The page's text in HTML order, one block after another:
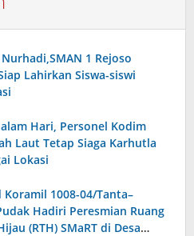
1 Rejoso
Lahirkan Siswa-siswi
Hari, Personel Kodim
Laut Tetap Siaga Karhutla
Lokasi
Koramil 1008-04/Tanta–
Hadiri Peresmian Ruang
(RTH) SMaRT di Desa